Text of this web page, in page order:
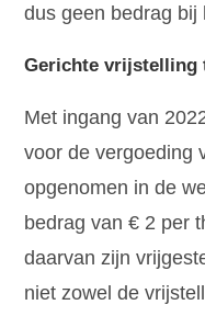
dus geen bedrag bij
Gerichte vrijstelling
Met ingang van
voor de vergoeding
opgenomen in de
bedrag van € 2 per
daarvan zijn
niet zowel de